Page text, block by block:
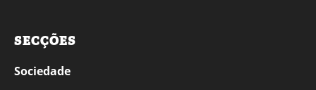
SECÇÕES
Sociedade